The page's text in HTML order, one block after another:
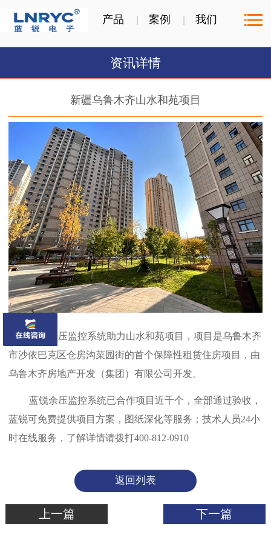
产品 案例 我们
资讯详情
新疆乌鲁木齐山水和苑项目
蓝锐余压监控系统助力山水和苑项目，项目是乌鲁木齐
市沙依巴克区仓房沟菜园街的首个保障性租赁住房项目，由
乌鲁木齐房地产开发（集团）有限公司开发。
蓝锐余压监控系统已合作项目近千个，全部通过验收，
蓝锐可免费提供项目方案，图纸深化等服务；技术人员24小
时在线服务，了解详情请拨打400-812-0910
返回列表
上一篇 下一篇